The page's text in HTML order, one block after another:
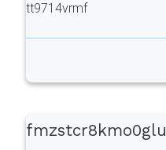
tt9714vrmf
fmzstcr8kmo0glu